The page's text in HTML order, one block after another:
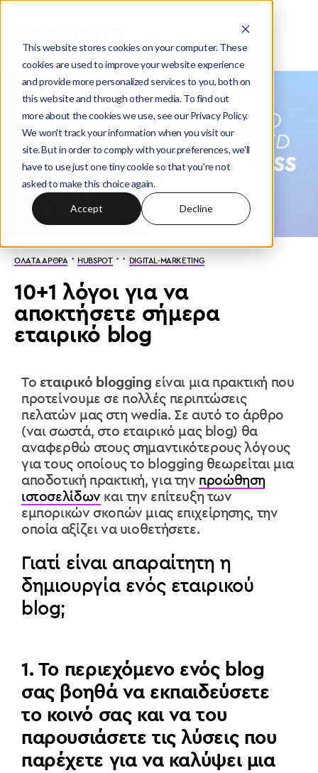
This website stores cookies on your computer. These
cookies are used to improve your website experience
and provide more personalized services to you, both on
this website and through other media. To find out
more about the cookies we use, see our Privacy Policy.
We won't track your information when you visit our
site. But in order to comply with your preferences, we'll
have to use just one tiny cookie so that you're not
asked to make this choice again.
Accept Decline
ΟΛΑ ΤΑ ΑΡΘΡΑ· HUBSPOT · · DIGITAL-MARKETING
10+1 λόγοι για να
αποκτήσετε σήμερα
εταιρικό blog
Το εταιρικό blogging είναι μια πρακτική που
προτείνουμε σε πολλές περιπτώσεις
πελατών μας στη wedia. Σε αυτό το άρθρο
(ναι σωστά, στο εταιρικό μας blog) θα
αναφερθώ στους σημαντικότερους λόγους
για τους οποίους το blogging θεωρείται μια
αποδοτική πρακτική, για την προώθηση
ιστοσελίδων και την επίτευξη των
εμπορικών σκοπών μιας επιχείρησης, την
οποία αξίζει να υιοθετήσετε.
Γιατί είναι απαραίτητη η
δημιουργία ενός εταιρικού
blog;
1. Το περιεχόμενο ενός blog
σας βοηθά να εκπαιδεύσετε
το κοινό σας και να του
παρουσιάσετε τις λύσεις που
παρέχετε για να καλύψει μια